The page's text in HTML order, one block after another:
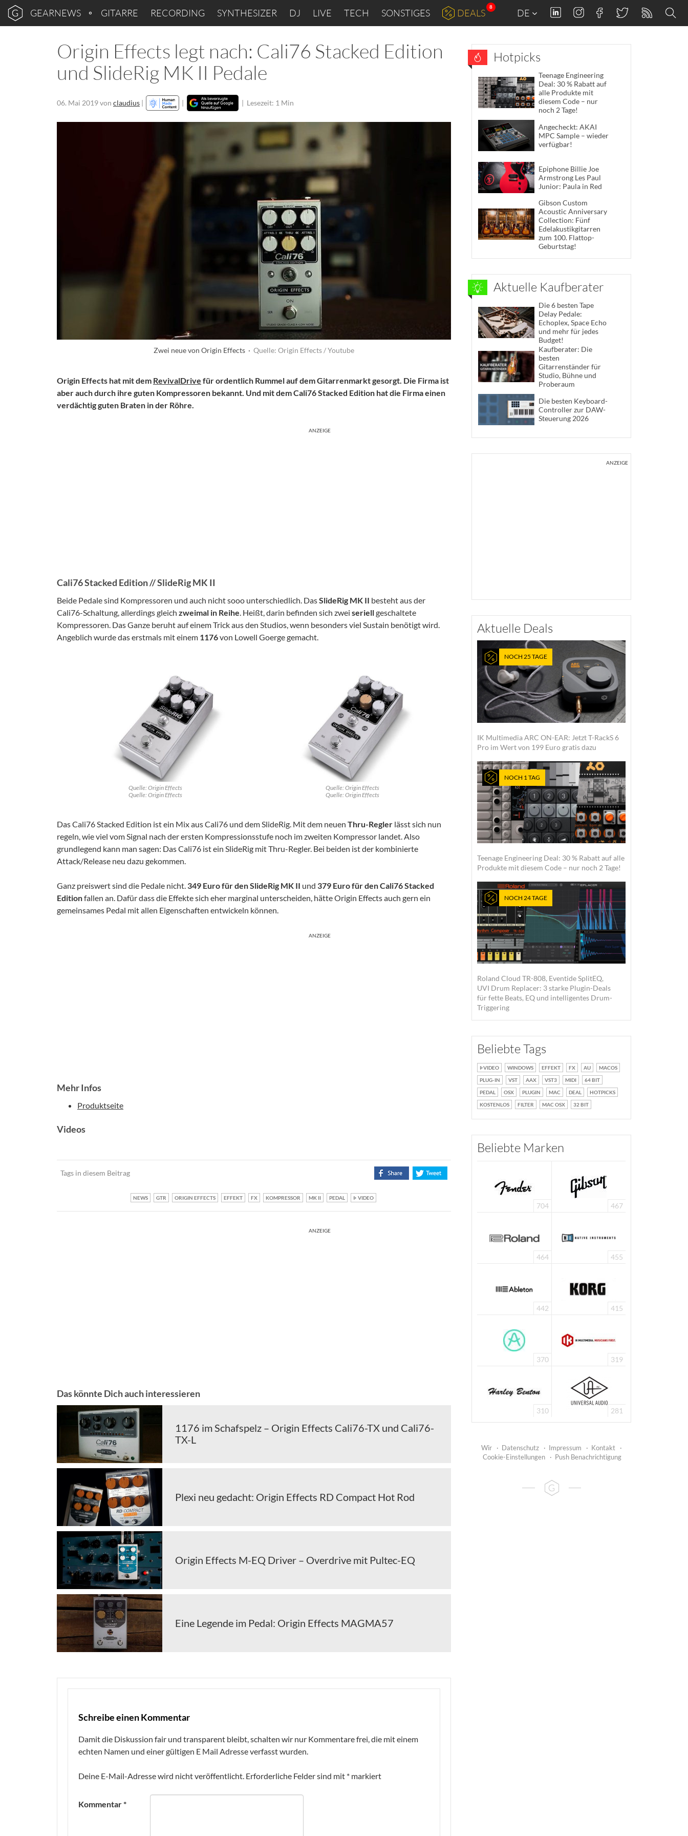
GEARNEWS GITARRE RECORDING SYNTHESIZER DJ LIVE TECH SONSTIGES DEALS
8
DE
Origin Effects legt nach: Cali76 Stacked Edition
und SlideRig MK II Pedale
06. Mai 2019von claudius | | | Lesezeit: 1 Min
Zwei neue von Origin Effects · Quelle: Origin Effects / Youtube
Origin Effects hat mit dem RevivalDrive für ordentlich Rummel auf dem Gitarrenmarkt gesorgt. Die Firma ist
aber auch durch ihre guten Kompressoren bekannt. Und mit dem Cali76 Stacked Edition hat die Firma einen
verdächtig guten Braten in der Röhre.
ANZEIGE
Cali76 Stacked Edition // SlideRig MK II
Beide Pedale sind Kompressoren und auch nicht sooo unterschiedlich. DasSlideRig MK II besteht aus der
Cali76-Schaltung, allerdings gleich zweimal in Reihe. Heißt, darin befinden sich zwei seriellgeschaltete
Kompressoren. Das Ganze beruht auf einem Trick aus den Studios, wenn besonders viel Sustain benötigt wird.
Angeblich wurde das erstmals mit einem 1176von Lowell Goerge gemacht.
Quelle: Origin Effects
Quelle: Origin Effects
Quelle: Origin Effects
Quelle: Origin Effects
Das Cali76 Stacked Edition ist ein Mix aus Cali76 und dem SlideRig. Mit dem neuen Thru-Regler lässt sich nun
regeln, wie viel vom Signal nach der ersten Kompressionsstufe noch im zweiten Kompressor landet. Also
grundlegend kann man sagen: Das Cali76 ist ein SlideRig mit Thru-Regler. Bei beiden ist der kombinierte
Attack/Release neu dazu gekommen.
Ganz preiswert sind die Pedale nicht. 349 Euro für den SlideRig MK II und 379 Euro für den Cali76 Stacked
Editionfallen an. Dafür dass die Effekte sich eher marginal unterscheiden, hätte Origin Effects auch gern ein
gemeinsames Pedal mit allen Eigenschaften entwickeln können.
ANZEIGE
Mehr Infos
Produktseite
Videos
Tags in diesem Beitrag
NEWS GTR ORIGIN EFFECTS EFFEKT FX KOMPRESSOR MK II PEDAL VIDEO
ANZEIGE
Das könnte Dich auch interessieren
1176 im Schafspelz – Origin Effects Cali76-TX und Cali76-
TX-L
Plexi neu gedacht: Origin Effects RD Compact Hot Rod
Origin Effects M-EQ Driver – Overdrive mit Pultec-EQ
Eine Legende im Pedal: Origin Effects MAGMA57
Schreibe einen Kommentar
Damit die Diskussion fair und transparent bleibt, schalten wir nur Kommentare frei, die mit einem
echten Namen und einer gültigen E Mail Adresse verfasst wurden.
Deine E-Mail-Adresse wird nicht veröffentlicht. Erforderliche Felder sind mit * markiert
Kommentar*
Hotpicks
Teenage Engineering
Deal: 30 % Rabatt auf
alle Produkte mit
diesem Code – nur
noch 2 Tage!
Angecheckt: AKAI
MPC Sample – wieder
verfügbar!
Epiphone Billie Joe
Armstrong Les Paul
Junior: Paula in Red
Gibson Custom
Acoustic Anniversary
Collection: Fünf
Edelakustikgitarren
zum 100. Flattop-
Geburtstag!
Aktuelle Kaufberater
Die 6 besten Tape
Delay Pedale:
Echoplex, Space Echo
und mehr für jedes
Budget!
Kaufberater: Die
besten
Gitarrenständer für
Studio, Bühne und
Proberaum
Die besten Keyboard-
Controller zur DAW-
Steuerung 2026
ANZEIGE
Aktuelle Deals
NOCH 25 TAGE
IK Multimedia ARC ON-EAR: Jetzt T-RackS 6
Pro im Wert von 199 Euro gratis dazu
NOCH 1 TAG
Teenage Engineering Deal: 30 % Rabatt auf alle
Produkte mit diesem Code – nur noch 2 Tage!
NOCH 24 TAGE
Roland Cloud TR-808, Eventide SplitEQ,
UVI Drum Replacer: 3 starke Plugin-Deals
für fette Beats, EQ und intelligentes Drum-
Triggering
Beliebte Tags
VIDEO WINDOWS EFFEKT FX AU
MACOS
PLUG-IN
VST AAX VST3 MIDI
64 BIT
PEDAL
OSX PLUGIN MAC DEAL
HOTPICKS
KOSTENLOS
FILTER MAC OSX 32 BIT
Beliebte Marken
704 467
464 455
442 415
370 319
310 281
Wir · Datenschutz · Impressum · Kontakt
·
Cookie-Einstellungen
· Push Benachrichtigung